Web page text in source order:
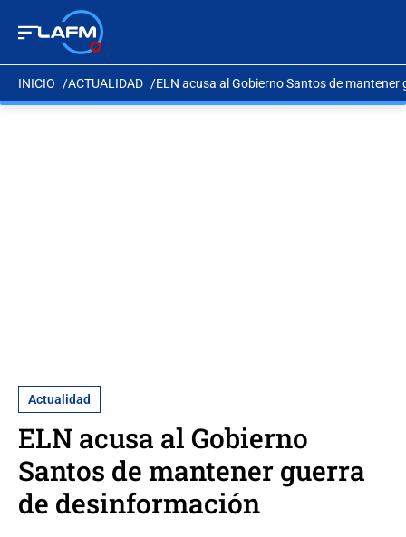
INICIO ACTUALIDAD ELN acusa al Gobierno Santos de
Actualidad
ELN acusa al Gobierno
Santos de mantener guerra
de desinformación